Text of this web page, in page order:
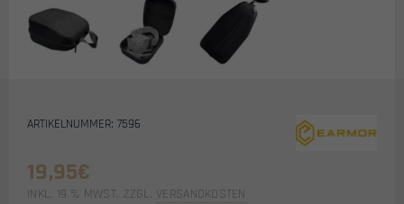
ARTIKELNUMMER: 7596
19,95€
INKL. 19 % MWST. ZZGL. VERSANDKOSTEN